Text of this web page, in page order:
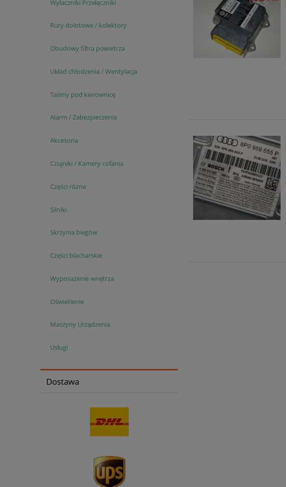
Wyłaczniki Przełączniki
Rury dolotowe / kolektory
Obudowy filtra powietrza
Układ chłodzenia / Wentylacja
Taśmy pod kierownicę
Alarm / Zabezpieczenia
Akcesoria
Czujniki / Kamery cofania
Części różne
Silniki
Skrzynia biegów
Części blacharskie
Wyposażenie wnętrza
Oświetlenie
Maszyny Urządzenia
Usługi
Dostawa